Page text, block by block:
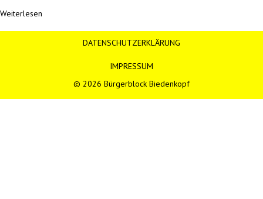
Weiterlesen
© 2026 Bürgerblock Biedenkopf
DATENSCHUTZERKLÄRUNG
IMPRESSUM